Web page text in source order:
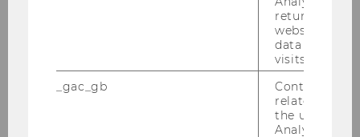
+43/1/31336-4215
returning
website and
data from
visits.
_gac_gb
Contains
related
the user. If
Analytics and